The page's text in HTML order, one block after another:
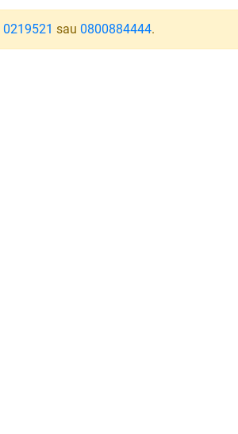
0219521 sau 0800884444.